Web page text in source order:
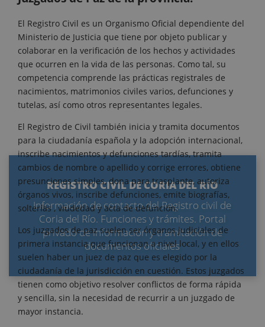
REGISTRO CIVIL DE CORIA DEL RÍO
Información de contacto del Registro civil de
Coria del Río. Funciones y trámites. Portal
privado de información y tramitación de
documentos oficiales
El Registro Civil es un Organismo Oficial dependiente del
Ministerio de Justicia que tiene por objeto publicar y
colaborar en la verificación de los hechos y actividades
que ocurren en la vida de las personas. Como tal, su
competencia comprende las prácticas registrales de
nacimientos, matrimonios civiles varios, defunciones y
tutelas, así como otros representantes legales.
El Registro de Civil también inicia y tramita documentos
para la ciudadanía española y la adopción internacional,
inscribe nacimientos y defunciones tardías, tramita
cambios de nombre o apellido y corrige errores, obtiene
presunciones simples, dona para trasplante, autoriza
órganos vivos, inscribe defunciones, emite biografías,
solterías , viudedad y acta de defunción.
Los juzgados de paz suelen ser órganos judiciales de
primera instancia que funcionan a nivel local, y en ellos
suelen haber un juez de paz que es elegido por la
ciudadanía de la jurisdicción en cuestión. Estos juzgados
tienen como objetivo resolver conflictos de forma rápida
y sencilla, sin la necesidad de recurrir a un juzgado de
mayor instancia.